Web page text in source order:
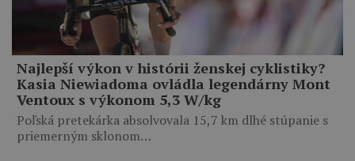
Najlepší výkon v histórii ženskej cyklistiky?
Kasia Niewiadoma ovládla legendárny Mont
Ventoux s výkonom 5,3 W/kg
Poľská pretekárka absolvovala 15,7 km dlhé stúpanie s
priemerným sklonom…